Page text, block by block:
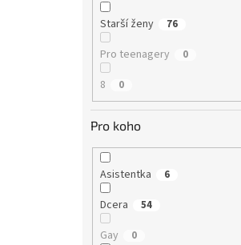
Starší ženy 76
Pro teenagery 0
8 0
Pro koho
Asistentka 6
Dcera 54
Gay 0